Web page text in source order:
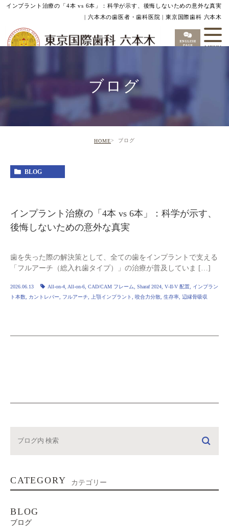
インプラント治療の「4本 vs 6本」：科学が示す、後悔しないための意外な真実
| 六本木の歯医者・歯科医院 | 東京国際歯科 六本木
ブログ
HOME ブログ
BLOG
インプラント治療の「4本 vs 6本」：科学が示す、
後悔しないための意外な真実
歯を失った際の解決策として、全ての歯をインプラントで支える
「フルアーチ（総入れ歯タイプ）」の治療が普及していま […]
2026.06.13 All‑on‑4 All‑on‑6 CAD/CAM フレーム Sharaf 2024 V‑II‑V 配置
インプラン
ト本数
カントレバー フルアーチ 上顎インプラント 咬合力分散 生存率 辺縁骨吸収
CATEGORY カテゴリー
BLOG
ブログ